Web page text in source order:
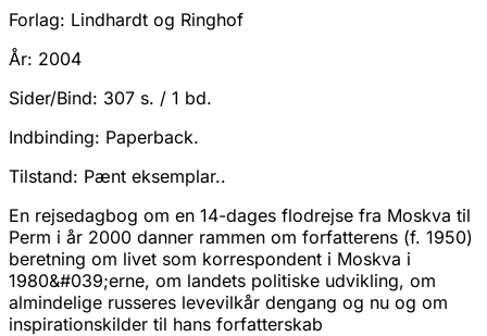
Forlag: Lindhardt og Ringhof
År: 2004
Sider/Bind: 307 s. / 1 bd.
Indbinding: Paperback.
Tilstand: Pænt eksemplar..
En rejsedagbog om en 14-dages flodrejse fra Moskva til
Perm i år 2000 danner rammen om forfatterens (f. 1950)
beretning om livet som korrespondent i Moskva i
1980&#039;erne, om landets politiske udvikling, om
almindelige russeres levevilkår dengang og nu og om
inspirationskilder til hans forfatterskab